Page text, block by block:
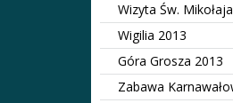
Wizyta Św. Mikołaja
Wigilia 2013
Góra Grosza 2013
Zabawa